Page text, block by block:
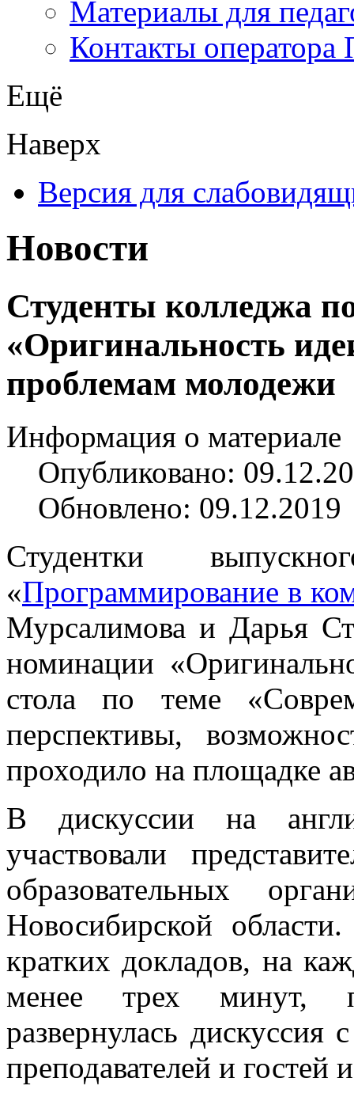
Материалы для
Контакты оператора
Ещё
Наверх
Версия для
Новости
Студенты колледжа
«Оригинальность
проблемам молодежи
Информация о материале
Опубликовано:
Обновлено: 09.12.2019
Студентки
«Программирование в
Мурсалимова и Дарья
номинации
стола по теме
перспективы,
проходило на площадке
В дискуссии на
участвовали
образовательных
Новосибирской
кратких докладов, на
менее трех минут,
развернулась дискуссия
преподавателей и